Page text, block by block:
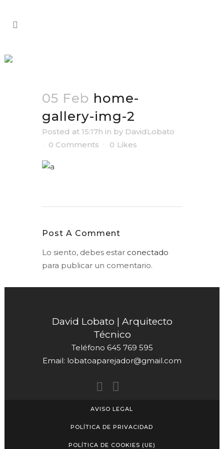
05 Feb home-
gallery-img-2
Posted at 15:17h in by DavidLobato
0 Comments
0 Likes
Post A Comment
Lo siento, debes estar conectado
para publicar un comentario.
David Lobato | Arquitecto
Técnico
Teléfono 645 769 595
Email: lobatoaparejador@gmail.com
AVISO LEGAL
POLÍTICA DE PRIVACIDAD
POLÍTICA DE COOKIES (UE)